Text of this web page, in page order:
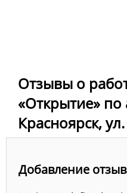
Отзывы о
«Открытие» по
Красноярск,
Добавление